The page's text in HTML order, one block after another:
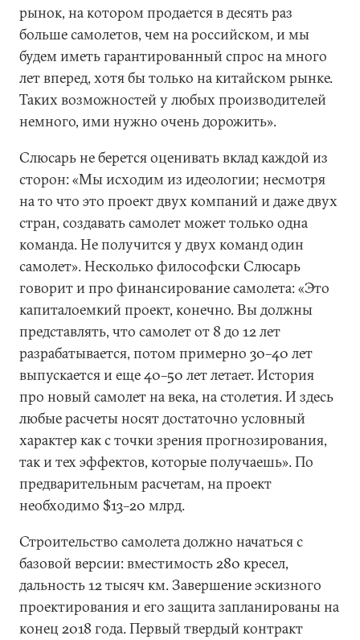
рынок, на котором продается в десять раз
больше самолетов, чем на российском, и мы
будем иметь гарантированный спрос на много
лет вперед, хотя бы только на китайском рынке.
Таких возможностей у любых производителей
немного, ими нужно очень дорожить».
Слюсарь не берется оценивать вклад каждой из
сторон: «Мы исходим из идеологии; несмотря
на то что это проект двух компаний и даже двух
стран, создавать самолет может только одна
команда. Не получится у двух команд один
самолет». Несколько философски Слюсарь
говорит и про финансирование самолета: «Это
капиталоемкий проект, конечно. Вы должны
представлять, что самолет от 8 до 12 лет
разрабатывается, потом примерно 30–40 лет
выпускается и еще 40–50 лет летает. История
про новый самолет на века, на столетия. И здесь
любые расчеты носят достаточно условный
характер как с точки зрения прогнозирования,
так и тех эффектов, которые получаешь». По
предварительным расчетам, на проект
необходимо $13–20 млрд.
Строительство самолета должно начаться с
базовой версии: вместимость 280 кресел,
дальность 12 тысяч км. Завершение эскизного
проектирования и его защита запланированы на
конец 2018 года. Первый твердый контракт